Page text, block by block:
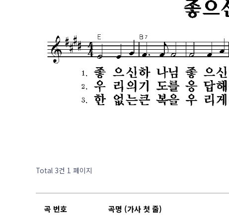
Total 3건 1 페이지
곡 번호 곡명 (가사 첫 줄)